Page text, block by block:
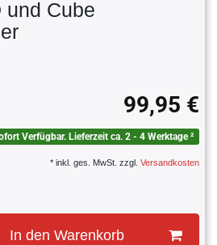
und Cube
99,95 €
Verfügbar. Lieferzeit ca. 2 - 4 Werktage ²
* inkl. ges. MwSt. zzgl. Versandkosten
In den Warenkorb